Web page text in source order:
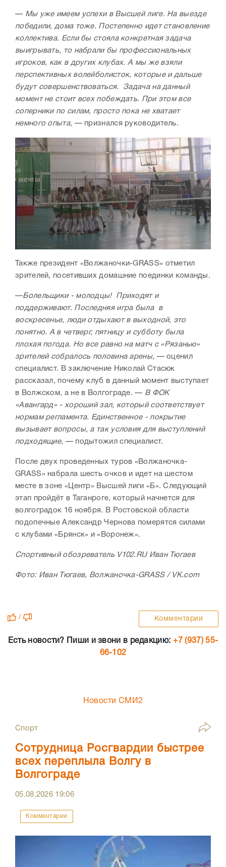
— Мы уже имеем успехи в Высшей лиге. На выезде
победили, дома тоже. Постепенно идет становление
коллектива. Если бы стояла конкретная задача
выигрывать, то набрали бы профессиональных
игроков, как в других клубах. А мы же взяли
перспективных волейболисток, которые и дальше
будут совершенствоваться. Задача на данный
момент не стоит всех побеждать. При этом все
соперники по силам, просто пока не хватает
немного опыта, — признался руководитель.
Также президент «Волжаночки-GRASS» отметил
зрителей, посетивших домашние поединки команды.
—Болельщики - молодцы! Приходят и
поддерживают. Последняя игра была в
воскресенье, люди отдыхают в выходной, это
понятно. А в четверг, пятницу и субботу была
плохая погода. Но все равно на матч с «Рязанью»
зрителей собралось половина арены, — оценил
специалист. В заключение Николай Стасюк
рассказал, почему клуб в данный момент выступает
в Волжском, а не в Волгограде. — В ФОК
«Авангард» - хороший зал, который соответствует
нормам регламента. Единственное - покрытие
вызывает вопросы, а так условия для выступлений
подходящие, — подытожил специалист.
После двух проведенных туров «Волжаночка-
GRASS» набрала шесть очков и идет на шестом
месте в зоне «Центр» Высшей лиги «Б». Следующий
этап пройдёт в Таганроге, который начнется для
волгоградок 16 ноября. В Ростовской области
подопечные Александр Чернова померятся силами
с клубами «Брянск» и «Воронеж».
Спортивный обозреватель V102.RU Иван Тюгаев
Фото: Иван Тюгаев, Волжаночка-GRASS / VK.com
/ Комментарии
Есть новости? Пиши и звони в редакцию: +7 (937) 55-
66-102
Новости СМИ2
Спорт
Сотрудница Росгвардии быстрее
всех переплыла Волгу в
Волгограде
05.08.2026 19:06
Комментарии